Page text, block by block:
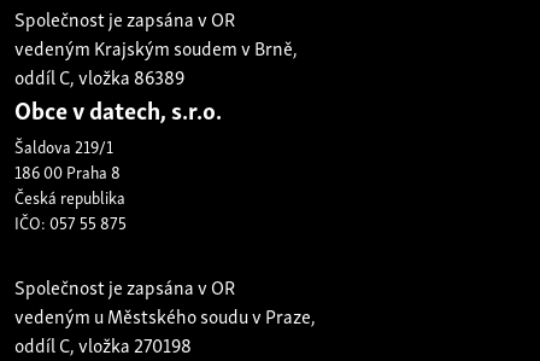
Společnost je zapsána v OR
vedeným Krajským soudem v Brně,
oddíl C, vložka 86389
Obce v datech, s.r.o.
Šaldova 219/1
186 00 Praha 8
Česká republika
IČO: 057 55 875
Společnost je zapsána v OR
vedeným u Městského soudu v Praze,
oddíl C, vložka 270198